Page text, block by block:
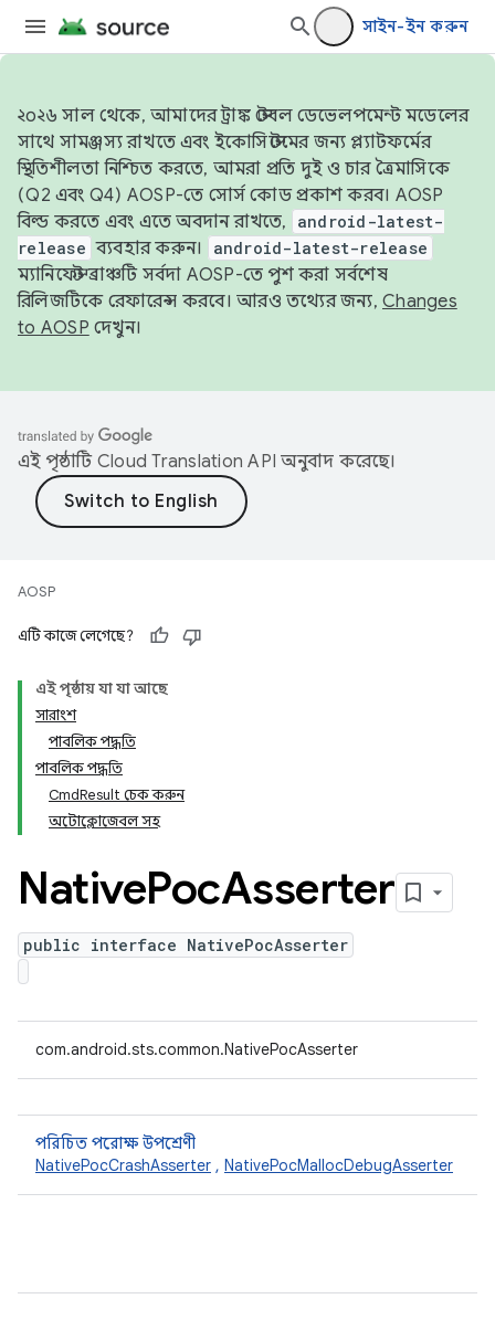
সাইন-ইন করুন
২০২৬ সাল থেকে, আমাদের ট্রাঙ্ক স্টেবল ডেভেলপমেন্ট মডেলের
সাথে সামঞ্জস্য রাখতে এবং ইকোসিস্টেমের জন্য প্ল্যাটফর্মের
স্থিতিশীলতা নিশ্চিত করতে, আমরা প্রতি দুই ও চার ত্রৈমাসিকে
(Q2 এবং Q4) AOSP-তে সোর্স কোড প্রকাশ করব। AOSP
বিল্ড করতে এবং এতে অবদান রাখতে,
android-latest-
release ব্যবহার করুন। android-latest-release
ম্যানিফেস্ট ব্রাঞ্চটি সর্বদা AOSP-তে পুশ করা সর্বশেষ
রিলিজটিকে রেফারেন্স করবে। আরও তথ্যের জন্য, Changes
to AOSP দেখুন।
এই পৃষ্ঠাটি Cloud Translation API অনুবাদ করেছে।
AOSP
এটি কাজে লেগেছে?
এই পৃষ্ঠায় যা যা আছে
সারাংশ
পাবলিক পদ্ধতি
পাবলিক পদ্ধতি
CmdResult চেক করুন
অটোক্লোজেবল সহ
NativePocAsserter
public interface NativePocAsserter
com.android.sts.common.NativePocAsserter
পরিচিত পরোক্ষ উপশ্রেণী
NativePocCrashAsserter , NativePocMallocDebugAsserter